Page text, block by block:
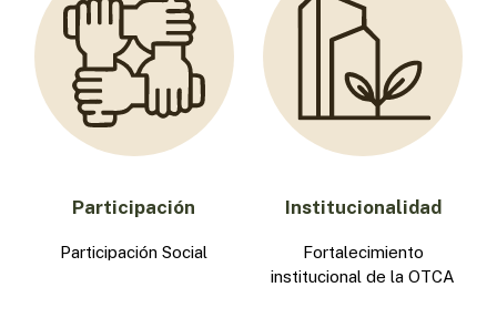
Participación
Participación Social
Institucionalidad
Fortalecimiento
institucional de la OTCA